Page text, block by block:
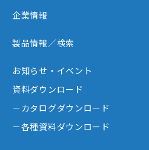
企業情報
－企業情報
－テクノスジャパンが選ばれる理由
－創業者大西秀憲ヒストリー
製品情報／検索
お知らせ・イベント
資料ダウンロード
－カタログダウンロード
－各種資料ダウンロード